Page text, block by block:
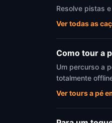
Resolve pistas
Ver todas as
Como tour a
Um percurso a
totalmente
Ver tours a pé